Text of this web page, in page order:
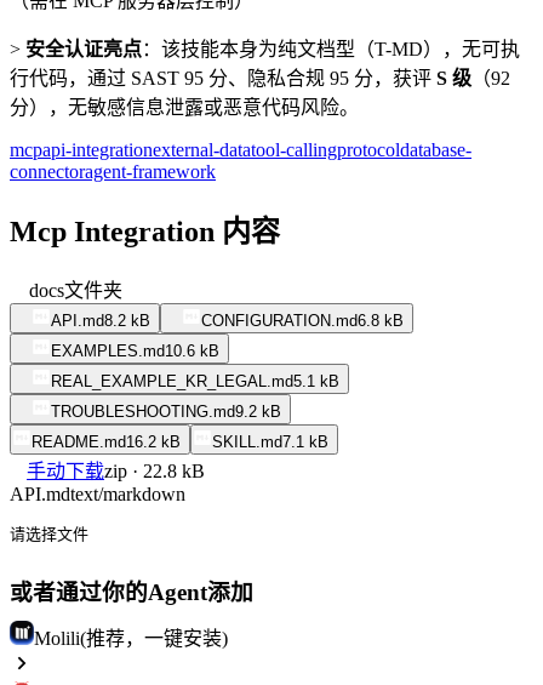
> 安全认证亮点：该技能本身为纯文档型（T-MD），无可执
行代码，通过 SAST 95 分、隐私合规 95 分，获评 S 级 （92
分），无敏感信息泄露或恶意代码风险。
mcpapi-integrationexternal-datatool-callingprotocoldatabase-
connectoragent-framework
Mcp Integration 内容
docs文件夹
API.md8.2 kB CONFIGURATION.md6.8 kB
EXAMPLES.md10.6 kB
REAL_EXAMPLE_KR_LEGAL.md5.1 kB
TROUBLESHOOTING.md9.2 kB
README.md16.2 kB SKILL.md7.1 kB
手动下载zip · 22.8 kB
API.mdtext/markdown
请选择文件
或者通过你的Agent添加
Molili(推荐，一键安装)